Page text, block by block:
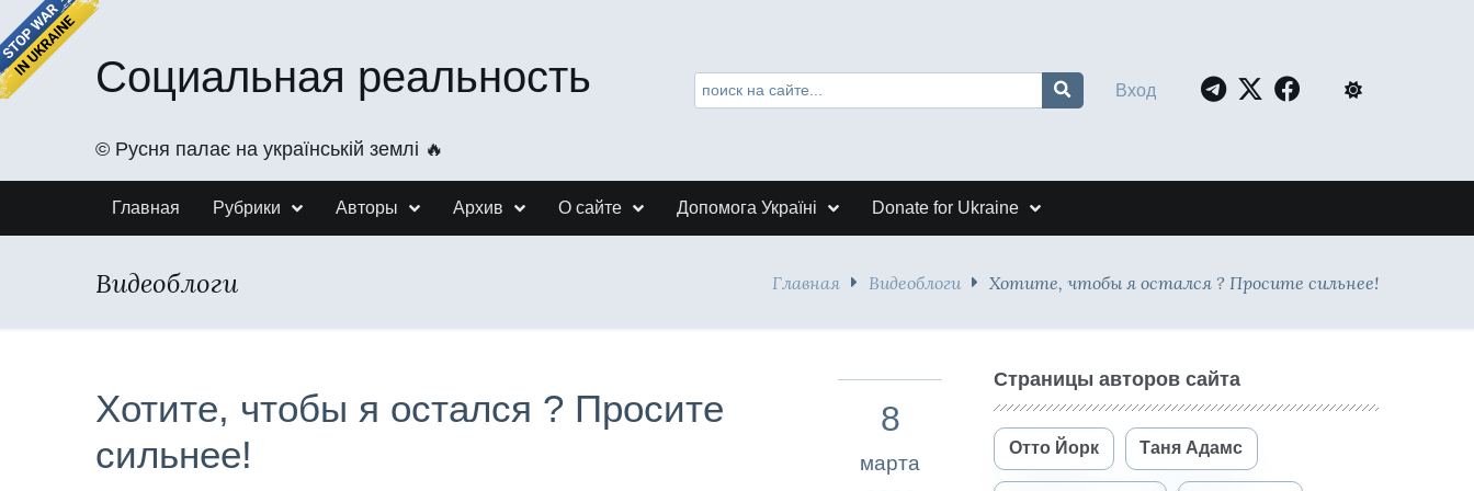
Социальная реальность
©️ Русня палає на українській землі 🔥
Вход
Главная Рубрики Авторы Архив О сайте Допомога Україні Donate for Ukraine
Видеоблоги Главная Видеоблоги Хотите, чтобы я остался ? Просите сильнее!
Хотите, чтобы я остался ? Просите
сильнее!
8
марта
Страницы авторов сайта
Отто Йорк Таня Адамс